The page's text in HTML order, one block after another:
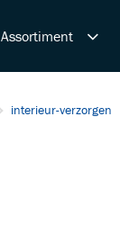
Assortiment
Polijsten en
interieur-verzorgen